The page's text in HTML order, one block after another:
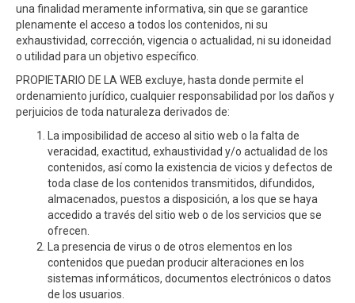
una finalidad meramente informativa, sin que se garantice
plenamente el acceso a todos los contenidos, ni su
exhaustividad, corrección, vigencia o actualidad, ni su idoneidad
o utilidad para un objetivo específico.
PROPIETARIO DE LA WEB excluye, hasta donde permite el
ordenamiento jurídico, cualquier responsabilidad por los daños y
perjuicios de toda naturaleza derivados de:
La imposibilidad de acceso al sitio web o la falta de
veracidad, exactitud, exhaustividad y/o actualidad de los
contenidos, así como la existencia de vicios y defectos de
toda clase de los contenidos transmitidos, difundidos,
almacenados, puestos a disposición, a los que se haya
accedido a través del sitio web o de los servicios que se
ofrecen.
La presencia de virus o de otros elementos en los
contenidos que puedan producir alteraciones en los
sistemas informáticos, documentos electrónicos o datos
de los usuarios.